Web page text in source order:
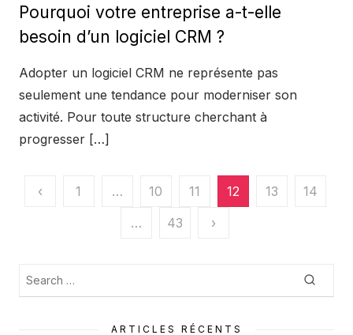
Pourquoi votre entreprise a-t-elle
besoin d’un logiciel CRM ?
Adopter un logiciel CRM ne représente pas
seulement une tendance pour moderniser son
activité. Pour toute structure cherchant à
progresser […]
Pagination
‹ 1 … 10 11 12 13
14
…
43 ›
Recherche
ARTICLES RÉCENTS